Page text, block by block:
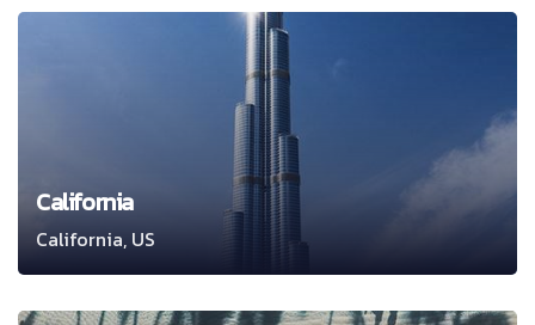
California
California, US